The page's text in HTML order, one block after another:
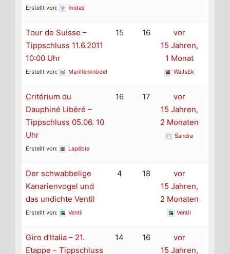
Erstellt von: midas
Tour de Suisse –
Tippschluss 11.6.2011
10:00 Uhr
Erstellt von: Marillenknödel
15 16
vor
15 Jahren,
1 Monat
WaJsEk
Critérium du
Dauphiné Libéré –
Tippschluss 05.06. 10
Uhr
Erstellt von: Lapébie
16 17
vor
15 Jahren,
2 Monaten
Sandra
Der schwabbelige
Kanarienvogel und
das undichte Ventil
Erstellt von: Ventil
4 18
vor
15 Jahren,
2 Monaten
Ventil
Giro d’Italia – 21.
Etappe – Tippschluss
14 16
vor
15 Jahren,